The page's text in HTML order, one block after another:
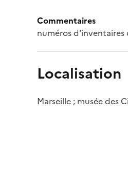
Commentaires
numéros d'inventaires
Localisation
Marseille ; musée des